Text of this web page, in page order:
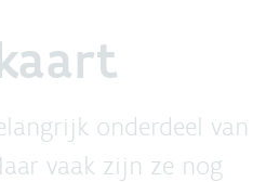
onderdeel van
vaak zijn ze nog